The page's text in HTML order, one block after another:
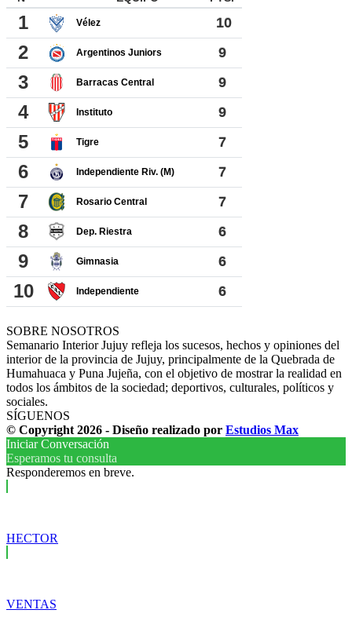
SOBRE NOSOTROS
Semanario Interior Jujuy refleja los sucesos, hechos y opiniones del
interior de la provincia de Jujuy, principalmente de la Quebrada de
Humahuaca y Puna Jujeña, con el objetivo de mostrar la realidad en
todos los ámbitos de la sociedad; deportivos, culturales, políticos y
sociales.
SÍGUENOS
© Copyright 2026 - Diseño realizado por Estudios Max
Iniciar Conversación
Esperamos tu consulta
Responderemos en breve.
HECTOR
VENTAS